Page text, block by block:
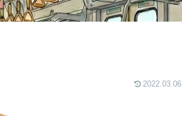
2022.03.06